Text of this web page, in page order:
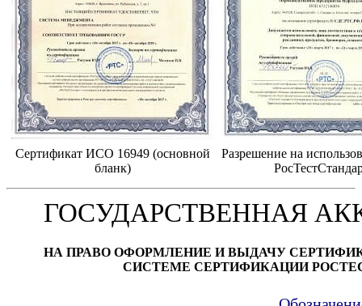
Сертификат ИСО 16949 (основной
бланк)
Разрешение на
ГОСУДАРСТВЕННАЯ
НА ПРАВО ОФОРМЛЕНИЕ И ВЫДАЧУ
СИСТЕМЕ СЕРТИФИКАЦИИ